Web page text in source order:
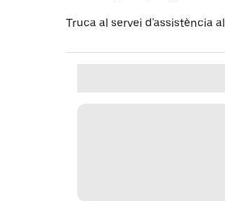
Truca al servei d'assistència al